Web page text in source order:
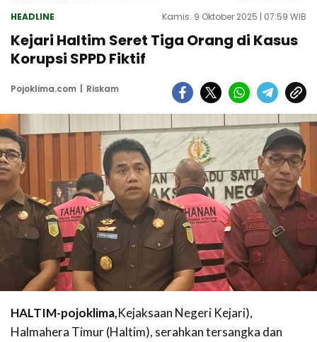
HEADLINE Kamis. 9 Oktober 2025 | 07:59 WIB
Kejari Haltim Seret Tiga Orang di Kasus
Korupsi SPPD Fiktif
Pojoklima.com Riskam
HALTIM-pojoklima,Kejaksaan Negeri Kejari),
Halmahera Timur (Haltim), serahkan tersangka dan